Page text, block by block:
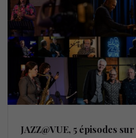
JAZZ@VUE, 5 épisodes